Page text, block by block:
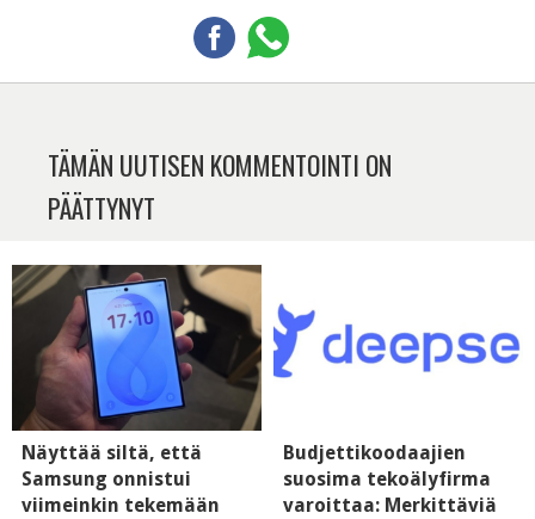
TÄMÄN UUTISEN KOMMENTOINTI ON
PÄÄTTYNYT
Näyttää siltä, että
Samsung onnistui
viimeinkin tekemään
Budjettikoodaajien
suosima tekoälyfirma
varoittaa: Merkittäviä